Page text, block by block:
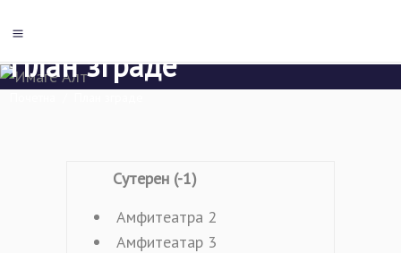
План зграде
Сутерен (-1)
Амфитеатра 2
Амфитеатар 3